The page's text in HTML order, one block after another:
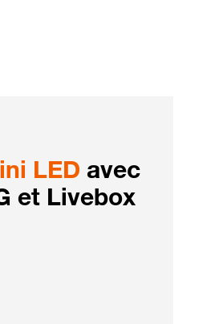
LED avec
et Livebox